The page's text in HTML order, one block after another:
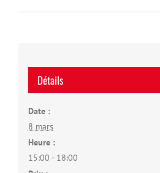
Détails
Date :
8 mars
Heure :
15:00 - 18:00